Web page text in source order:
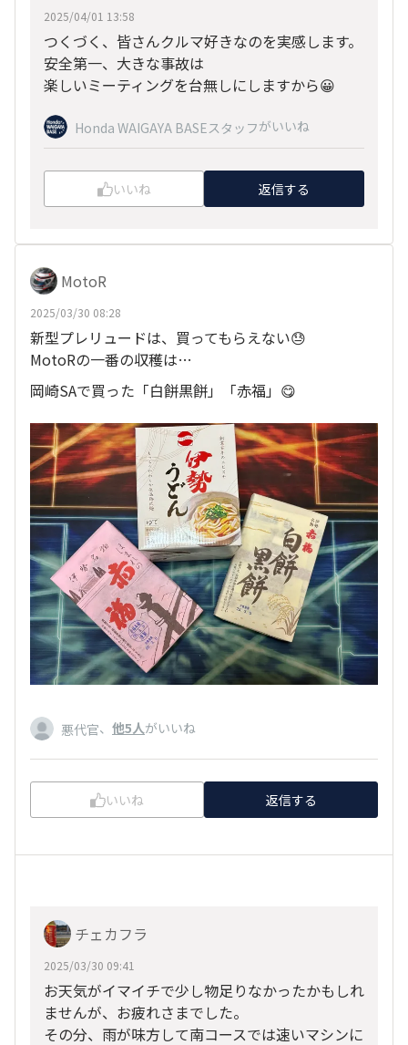
2025/04/01 13:58
つくづく、皆さんクルマ好きなのを実感します。
安全第一、大きな事故は
楽しいミーティングを台無しにしますから😀
Honda WAIGAYA BASEスタッフがいいね
いいね 返信する
MotoR
2025/03/30 08:28
新型プレリュードは、買ってもらえない😓
MotoRの一番の収穫は…
岡崎SAで買った「白餅黒餅」「赤福」😋
悪代官、 他5人がいいね
いいね 返信する
チェカフラ
2025/03/30 09:41
お天気がイマイチで少し物足りなかったかもしれ
ませんが、お疲れさまでした。
その分、雨が味方して南コースでは速いマシンに